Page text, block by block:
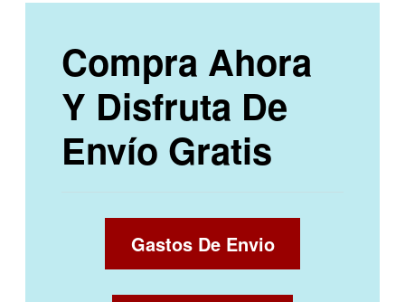
Compra Ahora
Y Disfruta De
Envío Gratis
Gastos De Envio